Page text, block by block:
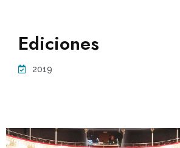
Ediciones
2019